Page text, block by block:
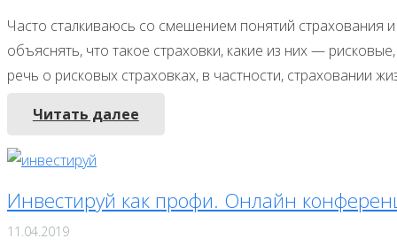
Часто сталкиваюсь со смешением понятий страхования
объяснять, что такое страховки, какие из них —
речь о рисковых страховках, в частности, страховании
Читать далее
Инвестируй как профи. Онлайн
11.04.2019